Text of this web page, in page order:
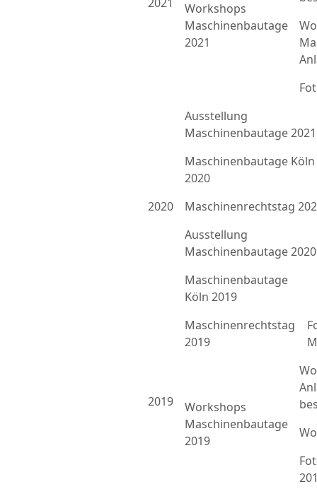
Workshops
Maschinenbautage
2021
Ausstellung
Maschinenbautage 2021
2020
Maschinenbautage Köln
2020
Maschinenrechtstag
Ausstellung
Maschinenbautage 2020
2019
Maschinenbautage
Köln 2019
Maschinenrechtstag
2019
Workshops
Maschinenbautage
2019